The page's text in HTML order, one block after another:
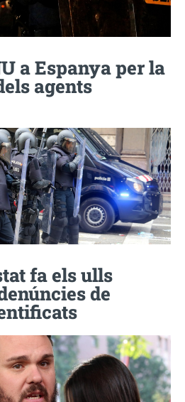
a Espanya per la
agents
fa els ulls
de